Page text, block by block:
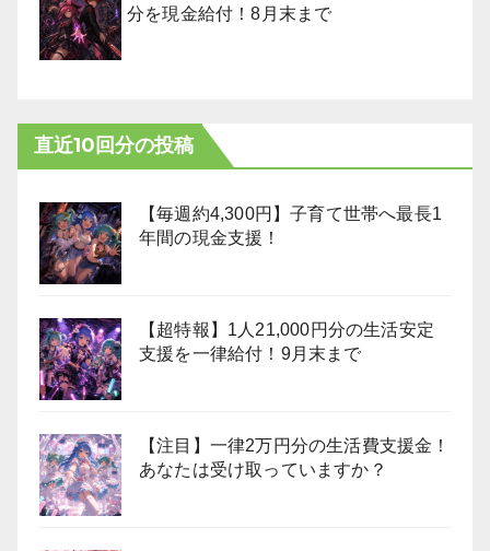
分を現金給付！8月末まで
直近10回分の投稿
【毎週約4,300円】子育て世帯へ最長1
年間の現金支援！
【超特報】1人21,000円分の生活安定
支援を一律給付！9月末まで
【注目】一律2万円分の生活費支援金！
あなたは受け取っていますか？